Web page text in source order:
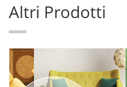
Altri Prodotti